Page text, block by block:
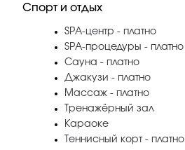
Спорт и отдых
SPA-центр - платно
SPA-процедуры - платно
Сауна - платно
Джакузи - платно
Массаж - платно
Тренажёрный зал
Караоке
Теннисный корт - платно